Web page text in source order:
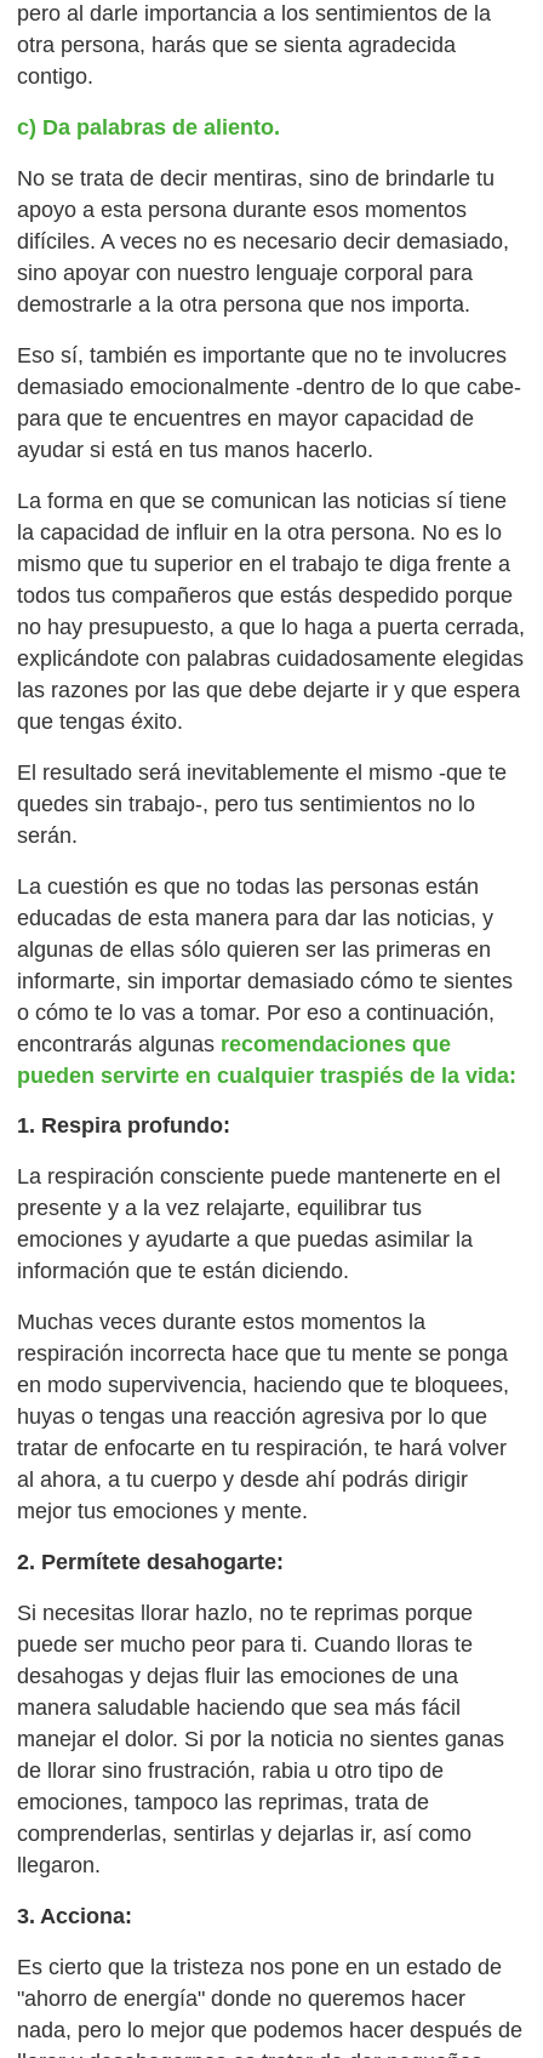
pero al darle importancia a los sentimientos de la
otra persona, harás que se sienta agradecida
contigo.
c) Da palabras de aliento.
No se trata de decir mentiras, sino de brindarle tu
apoyo a esta persona durante esos momentos
difíciles. A veces no es necesario decir demasiado,
sino apoyar con nuestro lenguaje corporal para
demostrarle a la otra persona que nos importa.
Eso sí, también es importante que no te involucres
demasiado emocionalmente -dentro de lo que cabe-
para que te encuentres en mayor capacidad de
ayudar si está en tus manos hacerlo.
La forma en que se comunican las noticias sí tiene
la capacidad de influir en la otra persona. No es lo
mismo que tu superior en el trabajo te diga frente a
todos tus compañeros que estás despedido porque
no hay presupuesto, a que lo haga a puerta cerrada,
explicándote con palabras cuidadosamente elegidas
las razones por las que debe dejarte ir y que espera
que tengas éxito.
El resultado será inevitablemente el mismo -que te
quedes sin trabajo-, pero tus sentimientos no lo
serán.
La cuestión es que no todas las personas están
educadas de esta manera para dar las noticias, y
algunas de ellas sólo quieren ser las primeras en
informarte, sin importar demasiado cómo te sientes
o cómo te lo vas a tomar. Por eso a continuación,
encontrarás algunas recomendaciones que
pueden servirte en cualquier traspiés de la vida:
1. Respira profundo:
La respiración consciente puede mantenerte en el
presente y a la vez relajarte, equilibrar tus
emociones y ayudarte a que puedas asimilar la
información que te están diciendo.
Muchas veces durante estos momentos la
respiración incorrecta hace que tu mente se ponga
en modo supervivencia, haciendo que te bloquees,
huyas o tengas una reacción agresiva por lo que
tratar de enfocarte en tu respiración, te hará volver
al ahora, a tu cuerpo y desde ahí podrás dirigir
mejor tus emociones y mente.
2. Permítete desahogarte:
Si necesitas llorar hazlo, no te reprimas porque
puede ser mucho peor para ti. Cuando lloras te
desahogas y dejas fluir las emociones de una
manera saludable haciendo que sea más fácil
manejar el dolor. Si por la noticia no sientes ganas
de llorar sino frustración, rabia u otro tipo de
emociones, tampoco las reprimas, trata de
comprenderlas, sentirlas y dejarlas ir, así como
llegaron.
3. Acciona:
Es cierto que la tristeza nos pone en un estado de
"ahorro de energía" donde no queremos hacer
nada, pero lo mejor que podemos hacer después de